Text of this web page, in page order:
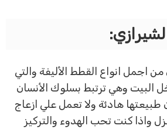
اجمل انواع القطط الأليفة والتي
البيت وهي ترتبط بسلوك الأنسان
هادئة ولا تعمل علي ازعاج
كنت تحب الهدوء والتركيز